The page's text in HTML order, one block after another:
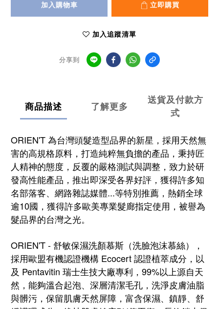
加入購物車 立即購買
加入追蹤清單
分享到
商品描述 了解更多
送貨及付款方
式
ORIEN'T 為台灣頭髮造型品界的新星，採用天然無
害的高規格原料，打造純粹無負擔的產品，秉持匠
人精神的態度，反覆的嚴格測試與調整，致力於研
發高性能產品，推出即深受各界好評，獲得許多知
名部落客、網路雜誌媒體...等特別推薦，熱銷全球
逾10國，獲得許多歐美專業髮廊指定使用，被譽為
髮品界的台灣之光。
ORIEN'T - 舒敏保濕洗顏慕斯（洗臉泡沫慕絲），
採用歐盟有機認證機構 Ecocert 認證植萃成分，以
及 Pentavitin 瑞士生技大廠專利，99%以上源自天
然，能夠溫合起泡、深層清潔毛孔，洗淨皮膚油脂
與髒污，保留肌膚天然屏障，富含保濕、鎮靜、舒